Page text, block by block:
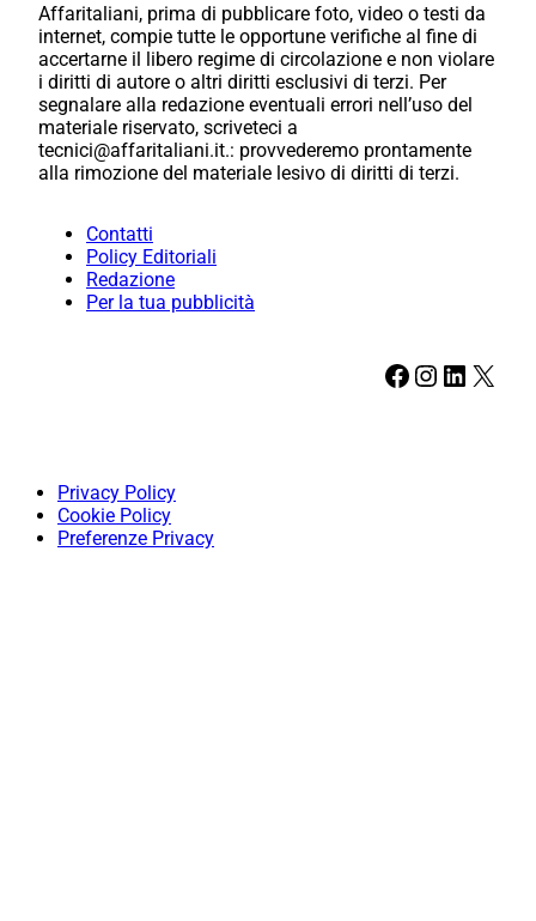
Affaritaliani, prima di pubblicare foto, video o testi da
internet, compie tutte le opportune verifiche al fine di
accertarne il libero regime di circolazione e non violare
i diritti di autore o altri diritti esclusivi di terzi. Per
segnalare alla redazione eventuali errori nell’uso del
materiale riservato, scriveteci a
tecnici@affaritaliani.it.: provvederemo prontamente
alla rimozione del materiale lesivo di diritti di terzi.
Contatti
Policy Editoriali
Redazione
Per la tua pubblicità
Facebook Instagram LinkedIn X
Privacy Policy
Cookie Policy
Preferenze Privacy